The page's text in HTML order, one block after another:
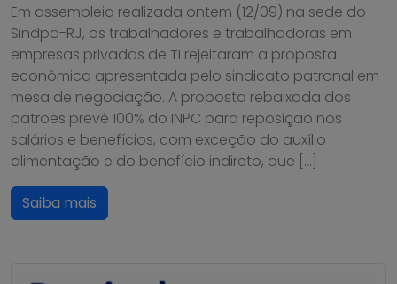
Em assembleia realizada ontem (12/09) na sede do
Sindpd-RJ, os trabalhadores e trabalhadoras em
empresas privadas de TI rejeitaram a proposta
econômica apresentada pelo sindicato patronal em
mesa de negociação. A proposta rebaixada dos
patrões prevê 100% do INPC para reposição nos
salários e benefícios, com exceção do auxílio
alimentação e do benefício indireto, que […]
Saiba mais